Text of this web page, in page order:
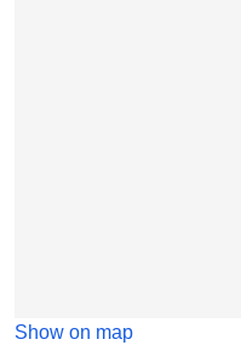
Show on map